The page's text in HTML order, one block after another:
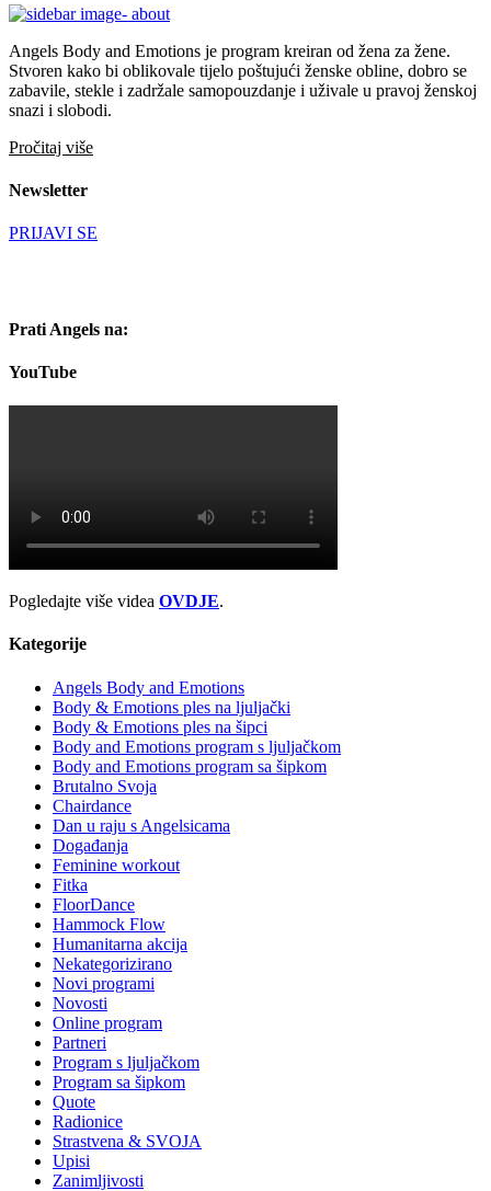
Angels Body and Emotions je program kreiran od žena za žene.
Stvoren kako bi oblikovale tijelo poštujući ženske obline, dobro se
zabavile, stekle i zadržale samopouzdanje i uživale u pravoj ženskoj
snazi i slobodi.
Pročitaj više
Newsletter
PRIJAVI SE
Prati Angels na:
YouTube
Pogledajte više videa OVDJE.
Kategorije
Angels Body and Emotions
Body & Emotions ples na ljuljački
Body & Emotions ples na šipci
Body and Emotions program s ljuljačkom
Body and Emotions program sa šipkom
Brutalno Svoja
Chairdance
Dan u raju s Angelsicama
Događanja
Feminine workout
Fitka
FloorDance
Hammock Flow
Humanitarna akcija
Nekategorizirano
Novi programi
Novosti
Online program
Partneri
Program s ljuljačkom
Program sa šipkom
Quote
Radionice
Strastvena & SVOJA
Upisi
Zanimljivosti